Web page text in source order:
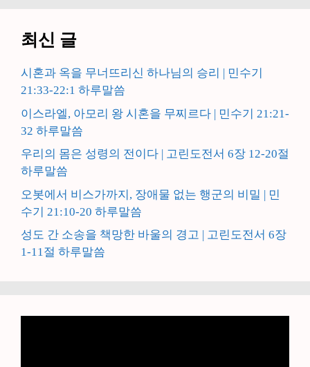
최신 글
시혼과 옥을 무너뜨리신 하나님의 승리 | 민수기
21:33-22:1 하루말씀
이스라엘, 아모리 왕 시혼을 무찌르다 | 민수기 21:21-
32 하루말씀
우리의 몸은 성령의 전이다 | 고린도전서 6장 12-20절
하루말씀
오봇에서 비스가까지, 장애물 없는 행군의 비밀 | 민
수기 21:10-20 하루말씀
성도 간 소송을 책망한 바울의 경고 | 고린도전서 6장
1-11절 하루말씀